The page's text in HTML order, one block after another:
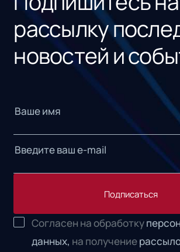
рассылку
новостей и
Подписаться
Согласен на обработку
данных, на получение